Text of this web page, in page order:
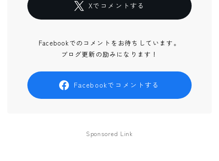
Xでコメントする
Facebookでのコメントをお待ちしています。
ブログ更新の励みになります！
Facebookでコメントする
Sponsored Link